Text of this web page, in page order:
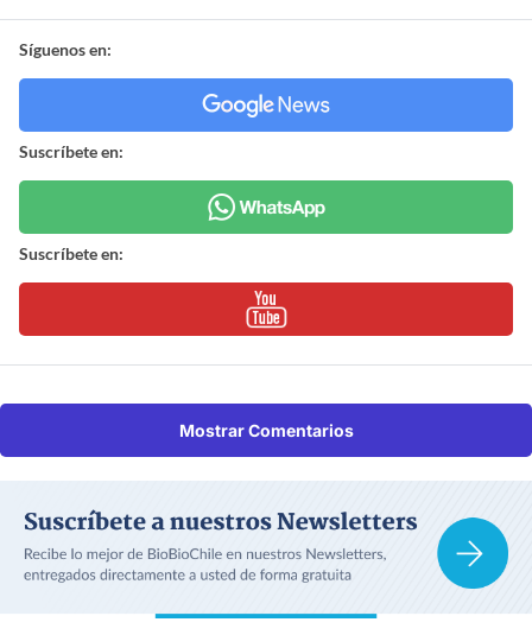
Síguenos en:
Suscríbete en:
Suscríbete en:
Mostrar Comentarios